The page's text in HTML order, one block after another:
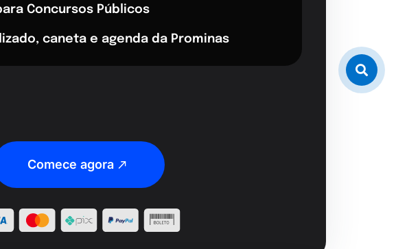
Concursos Públicos
caneta e agenda da Prominas
Comece agora